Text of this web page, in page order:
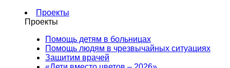
Проекты
Проекты
Помощь детям в больницах
Помощь людям в чрезвычайных ситуациях
Защитим врачей